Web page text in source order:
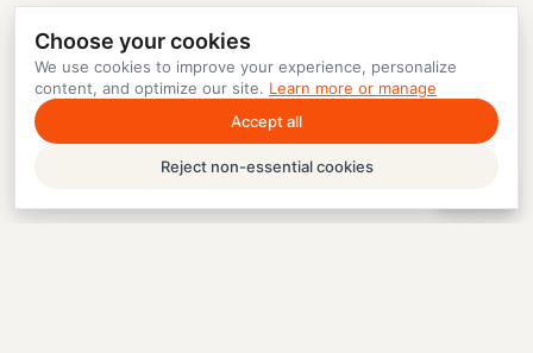
Choose your cookies
We use cookies to improve your experience, personalize
content, and optimize our site. Learn more or manage
Accept all
Reject non-essential cookies